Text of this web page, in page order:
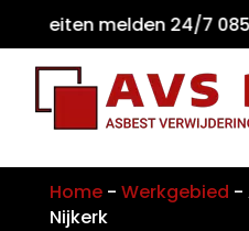
melden 24/7
Home- Werkgebied -
Nijkerk